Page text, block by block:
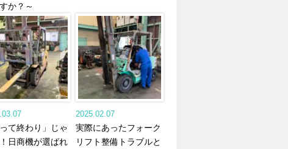
か？～
って終わり」じゃ
日商機が選ばれ
2025.02.07
実際にあったフォーク
リフト整備トラブルと